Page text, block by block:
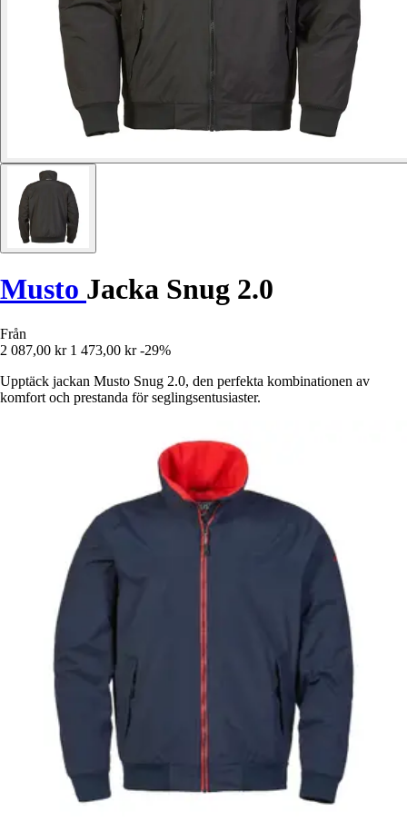
Musto Jacka Snug 2.0
Från
2 087,00 kr 1 473,00 kr -29%
Upptäck jackan Musto Snug 2.0, den perfekta kombinationen av
komfort och prestanda för seglingsentusiaster.